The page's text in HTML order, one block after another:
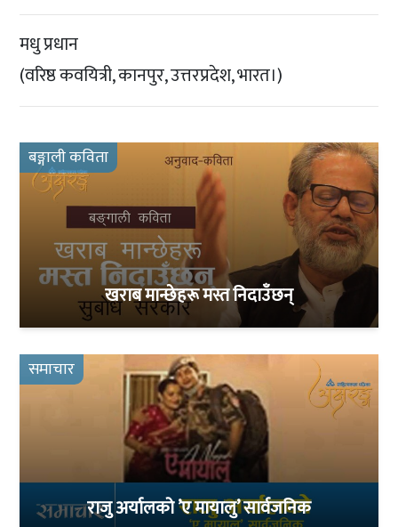
मधु प्रधान
(वरिष्ठ कवयित्री, कानपुर, उत्तरप्रदेश, भारत।)
बङ्गाली कविता
खराब मान्छेहरू मस्त निदाउँछन्
समाचार
राजु अर्यालको ’ए मायालु’ सार्वजनिक